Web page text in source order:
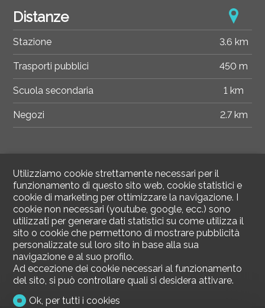
Distanze
Stazione 3.6 km
Trasporti pubblici 450 m
Scuola secondaria 1 km
Negozi 2.7 km
Utilizziamo cookie strettamente necessari per il
funzionamento di questo sito web, cookie statistici e
cookie di marketing per ottimizzare la navigazione. I
cookie non necessari (youtube, google, ecc.) sono
utilizzati per generare dati statistici su come utilizza il
sito o cookie che permettono di mostrare pubblicità
personalizzate sul loro sito in base alla sua
navigazione e al suo profilo.
Ad eccezione dei cookie necessari al funzionamento
del sito, si può controllare quali si desidera attivare.
Ok, per tutti i cookies